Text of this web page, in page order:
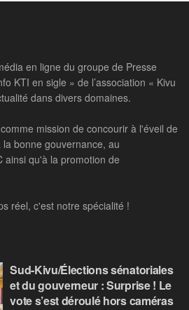
en ligne du groupe de Presse
KTI en sigle » de l’association « Kivu
dans divers domaines.
mission de concourir à l'éveil de
bonne gouvernance, au
ainsi qu'à la promotion de
réel, c'est notre spécialité !
Sud-Kivu/Élections sénatoriales
et du gouverneur : Surprise ! Le
vote s’est déroulé hors caméras